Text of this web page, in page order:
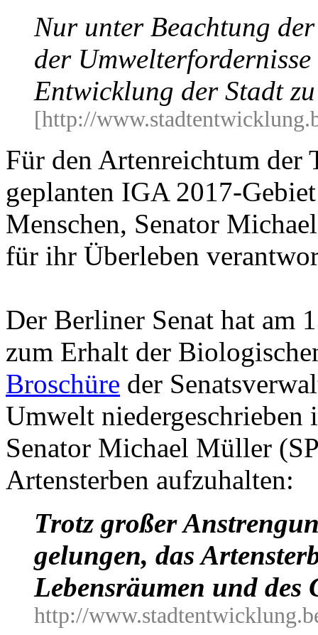
Nur unter Beachtung
der
Entwicklung der Stadt
[http://
Für den Artenreichtum der
geplanten IGA 2017-
Menschen, Senator
für ihr Überleben
Der Berliner Senat hat am
zum Erhalt der
Broschüre der
Umwelt niedergeschrieben
Senator Michael Müller
Artensterben aufzuhalten:
Trotz großer
gelungen, das
Lebensräumen und des
http://